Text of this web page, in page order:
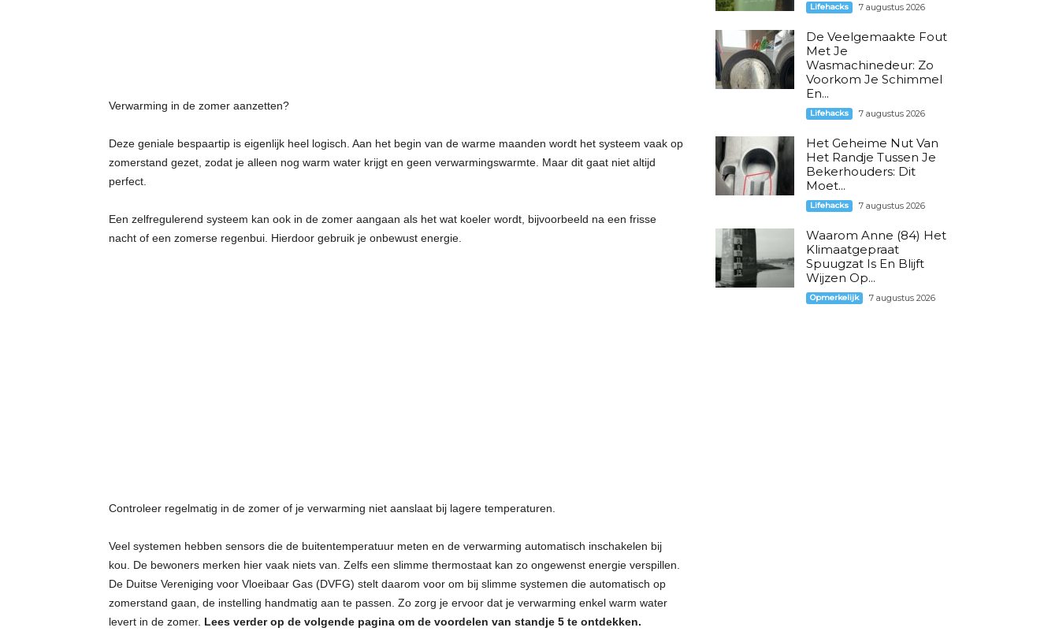
Verwarming in de zomer aanzetten?
Deze geniale bespaartip is eigenlijk heel logisch. Aan het begin van de warme maanden wordt het systeem vaak op
zomerstand gezet, zodat je alleen nog warm water krijgt en geen verwarmingswarmte. Maar dit gaat niet altijd
perfect.
Een zelfregulerend systeem kan ook in de zomer aangaan als het wat koeler wordt, bijvoorbeeld na een frisse
nacht of een zomerse regenbui. Hierdoor gebruik je onbewust energie.
Controleer regelmatig in de zomer of je verwarming niet aanslaat bij lagere temperaturen.
Veel systemen hebben sensors die de buitentemperatuur meten en de verwarming automatisch inschakelen bij
kou. De bewoners merken hier vaak niets van. Zelfs een slimme thermostaat kan zo ongewenst energie verspillen.
De Duitse Vereniging voor Vloeibaar Gas (DVFG) stelt daarom voor om bij slimme systemen die automatisch op
zomerstand gaan, de instelling handmatig aan te passen. Zo zorg je ervoor dat je verwarming enkel warm water
levert in de zomer. Lees verder op de volgende pagina om de voordelen van standje 5 te ontdekken.
Lifehacks 7 augustus 2026
De Veelgemaakte Fout
Met Je
Wasmachinedeur: Zo
Voorkom Je Schimmel
En...
Lifehacks 7 augustus 2026
Het Geheime Nut Van
Het Randje Tussen Je
Bekerhouders: Dit
Moet...
Lifehacks 7 augustus 2026
Waarom Anne (84) Het
Klimaatgepraat
Spuugzat Is En Blijft
Wijzen Op...
Opmerkelijk 7 augustus 2026